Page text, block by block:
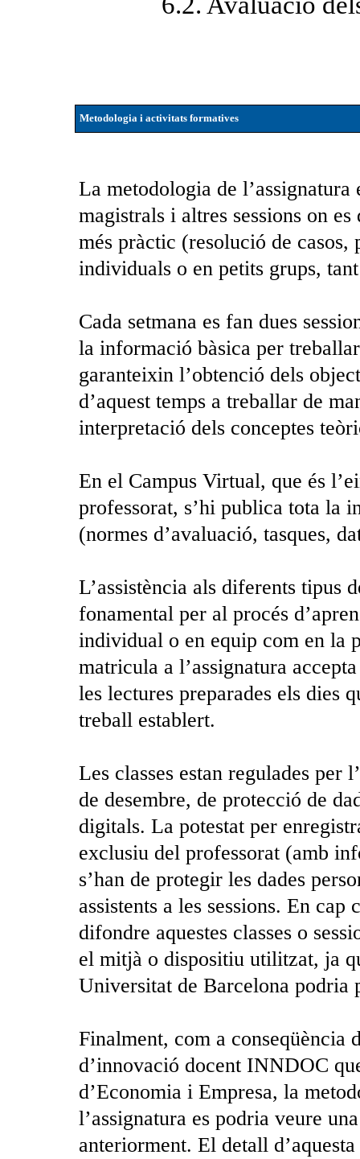
Metodologia i activitats formatives
La metodologia de l’assignatura
magistrals i altres sessions on
més pràctic (resolució de
individuals o en petits grups,
Cada setmana es fan dues
la informació bàsica per
garanteixin l’obtenció dels
d’aquest temps a treballar de
interpretació dels conceptes
En el Campus Virtual, que és
professorat, s’hi publica tota la
(normes d’avaluació, tasques,
L’assistència als diferents tipus
fonamental per al procés
individual o en equip com en la
matricula a l’assignatura
les lectures preparades els dies
treball establert.
Les classes estan regulades
de desembre, de protecció de
digitals. La potestat per
exclusiu del professorat (amb
s’han de protegir les dades
assistents a les sessions. En
difondre aquestes classes o
el mitjà o dispositiu utilitzat, ja
Universitat de Barcelona podria
Finalment, com a conseqüència
d’innovació docent INNDOC
d’Economia i Empresa, la
l’assignatura es podria veure
anteriorment. El detall